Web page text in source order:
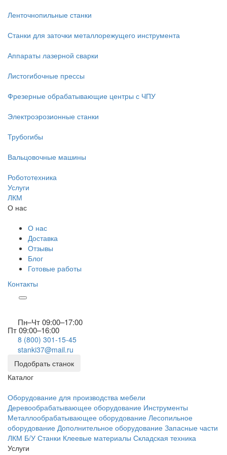
Ленточнопильные станки
Станки для заточки металлорежущего инструмента
Аппараты лазерной сварки
Листогибочные прессы
Фрезерные обрабатывающие центры с ЧПУ
Электроэрозионные станки
Трубогибы
Вальцовочные машины
Робототехника
Услуги
ЛКМ
О нас
О нас
Доставка
Отзывы
Блог
Готовые работы
Контакты
Пн–Чт 09:00–17:00
Пт 09:00–16:00
8 (800) 301-15-45
stanki37@mail.ru
Подобрать станок
Каталог
Оборудование для производства мебели
Деревообрабатывающее оборудование Инструменты
Металлообрабатывающее оборудование Лесопильное
оборудование Дополнительное оборудование Запасные части
ЛКМ Б/У Станки Клеевые материалы Складская техника
Услуги